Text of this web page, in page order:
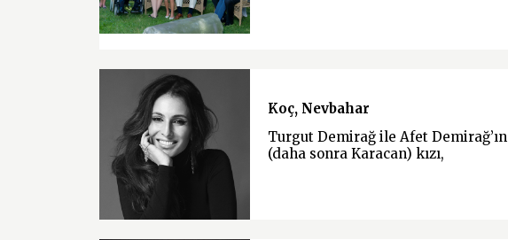
Koç, Nevbahar
Turgut Demirağ ile Afet Demirağ’ın
(daha sonra Karacan) kızı,